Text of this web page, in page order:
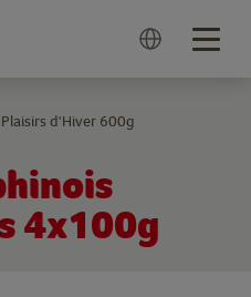
4x100g
d'Hiver 600g